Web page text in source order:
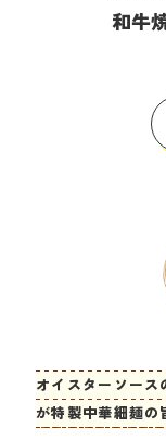
和牛
オイスターソー
が特製中華細麺の